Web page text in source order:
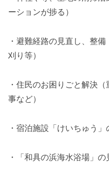
ーションが捗る）
・避難経路の見直し、整
刈り等）
・住民のお困りごと解決
事など）
・宿泊施設「けいちゅう
・「和具の浜海水浴場」